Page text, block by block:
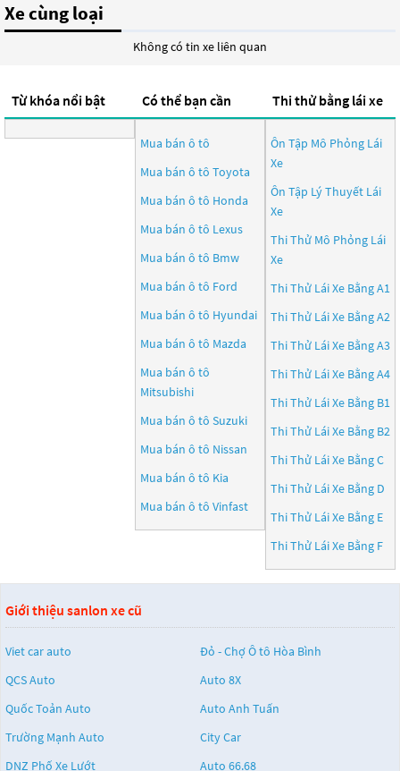
Xe cùng loại
Không có tin xe liên quan
Từ khóa nổi bật Có thể bạn cần
Mua bán ô tô
Mua bán ô tô Toyota
Mua bán ô tô Honda
Mua bán ô tô Lexus
Mua bán ô tô Bmw
Mua bán ô tô Ford
Mua bán ô tô Hyundai
Mua bán ô tô Mazda
Mua bán ô tô
Mitsubishi
Mua bán ô tô Suzuki
Mua bán ô tô Nissan
Mua bán ô tô Kia
Mua bán ô tô Vinfast
Thi thử bằng lái xe
Ôn Tập Mô Phỏng Lái
Xe
Ôn Tập Lý Thuyết Lái
Xe
Thi Thử Mô Phỏng Lái
Xe
Thi Thử Lái Xe Bằng A1
Thi Thử Lái Xe Bằng A2
Thi Thử Lái Xe Bằng A3
Thi Thử Lái Xe Bằng A4
Thi Thử Lái Xe Bằng B1
Thi Thử Lái Xe Bằng B2
Thi Thử Lái Xe Bằng C
Thi Thử Lái Xe Bằng D
Thi Thử Lái Xe Bằng E
Thi Thử Lái Xe Bằng F
Giới thiệu sanlon xe cũ
Viet car auto
Đỏ - Chợ Ô tô Hòa Bình
QCS Auto
Auto 8X
Quốc Toản Auto
Auto Anh Tuấn
Trường Mạnh Auto
City Car
DNZ Phố Xe Lướt
Auto 66.68